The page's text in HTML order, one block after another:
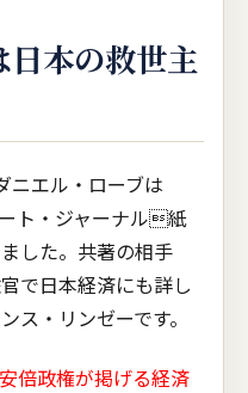
日本の救世主
ニエル・ローブは
ト・ジャーナル紙
した。共著の相手
で日本経済にも詳し
ス・リンゼーです。
安倍政権が掲げる経済